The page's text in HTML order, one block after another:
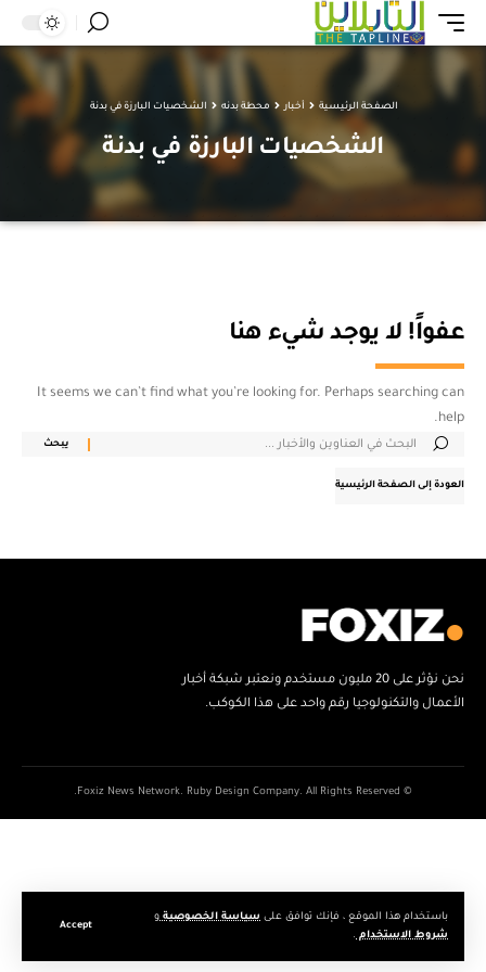
باستخدام هذا الموقع ، فإنك توافق على سياسة الخصوصية و
شروط الاستخدام .
Accept
الصفحة الرئيسية أخبار محطة بدنه الشخصيات البارزة في بدنة
الشخصيات البارزة في بدنة
عفواً! لا يوجد شيء هنا
It seems we can’t find what you’re looking for. Perhaps searching can
help.
العودة إلى الصفحة الرئيسية
نحن نؤثر على 20 مليون مستخدم ونعتبر شبكة أخبار
الأعمال والتكنولوجيا رقم واحد على هذا الكوكب.
© Foxiz News Network. Ruby Design Company. All Rights Reserved.